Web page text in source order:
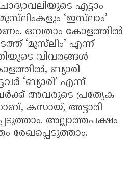
എട്ടാം
‘ഇസ്‌ലാം’
ഒമ്പതാം കോളത്തിൽ
‘മുസ്‌ലിം’ എന്ന്
വിവരങ്ങൾ
ബ്യാരി
‘ബ്യാരി’ എന്ന്
അവരുടെ പ്രത്യേക
കസായ്, അട്ടാരി
അല്ലാത്തപക്ഷം
രേഖപ്പെടുത്താം.